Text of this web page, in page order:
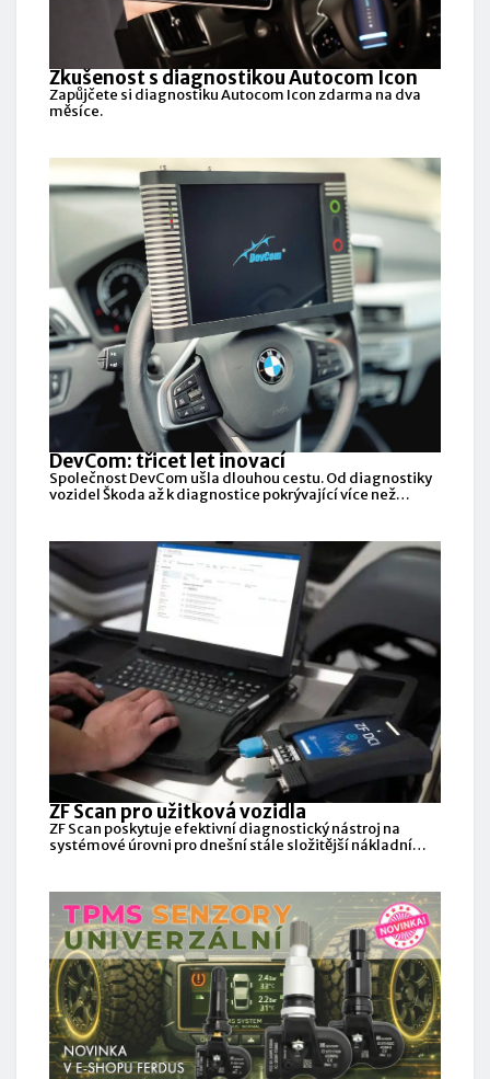
Zkušenost s diagnostikou Autocom Icon
Zapůjčete si diagnostiku Autocom Icon zdarma na dva
měsíce.
DevCom: třicet let inovací
Společnost DevCom ušla dlouhou cestu. Od diagnostiky
vozidel Škoda až k diagnostice pokrývající více než
ZF Scan pro užitková vozidla
ZF Scan poskytuje efektivní diagnostický nástroj na
systémové úrovni pro dnešní stále složitější nákladní